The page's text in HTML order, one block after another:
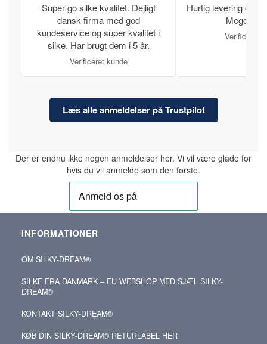
Super go silke kvalitet. Dejligt
dansk firma med god
kundeservice og super kvalitet i
silke. Har brugt dem i 5 år.
Verificeret kunde
Hurtig levering og
Meget
Verificeret
Læs alle anmeldelser på Trustpilot
Der er endnu ikke nogen anmeldelser her. Vi vil være glade for
hvis du vil anmelde som den første.
INFORMATIONER
OM SILKY‑DREAM®
SILKE FRA DANMARK – EU WEBSHOP MED SJÆL SILKY-
DREAM®
KONTAKT SILKY‑DREAM®
KØB DIN SILKY‑DREAM® RETURLABEL HER